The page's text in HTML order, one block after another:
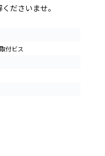
ださいませ。
付ビス